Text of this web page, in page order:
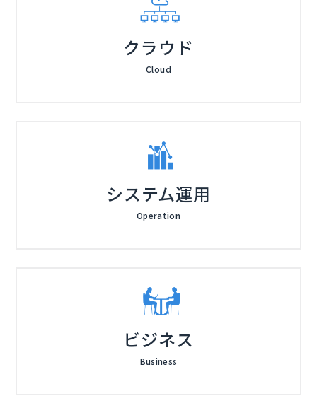
クラウド
Cloud
システム運用
Operation
ビジネス
Business